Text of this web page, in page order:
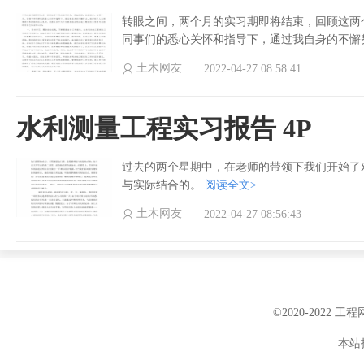
转眼之间，两个月的实习期即将结束，回顾这
同事们的悉心关怀和指导下，通过我自身的不
土木网友 2022-04-27 08:58:41
水利测量工程实习报告 4P
过去的两个星期中，在老师的带领下我们开始
与实际结合的。 阅读全文>
土木网友 2022-04-27 08:56:43
©2020-2022 工程
本站